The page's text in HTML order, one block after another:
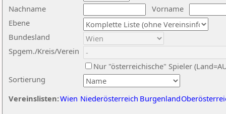
Nachname
Vorname
Ebene
Sortierung
Bundesland
Spgem./Kreis/Verein
Nur "österreichische" Spieler
Vereinslisten:Wien Niederösterreich Burgenland